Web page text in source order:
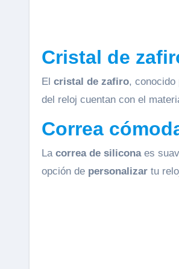
Cristal de
El cristal de zafiro, conocido
del reloj cuentan con el
Correa
La correa de siliconaes
opción de personalizar tu